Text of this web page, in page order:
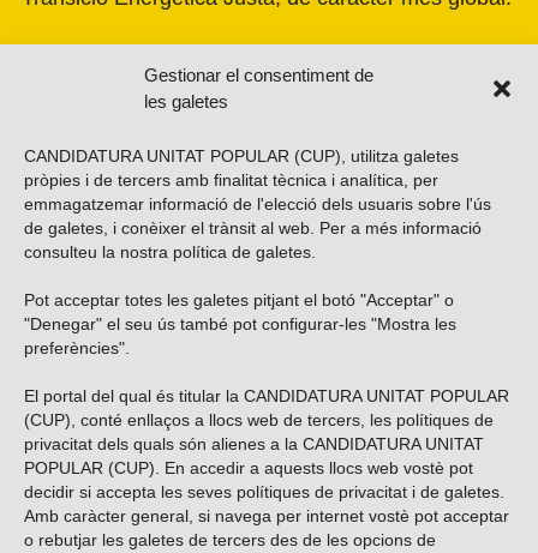
Gestionar el consentiment de
les galetes
CANDIDATURA UNITAT POPULAR (CUP), utilitza galetes
pròpies i de tercers amb finalitat tècnica i analítica, per
emmagatzemar informació de l'elecció dels usuaris sobre l'ús
de galetes, i conèixer el trànsit al web. Per a més informació
consulteu la nostra política de galetes
Pot acceptar totes les galetes pitjant el botó "Acceptar" o
"Denegar" el seu ús també pot configurar-les "Mostra les
preferències".
El portal del qual és titular la CANDIDATURA UNITAT POPULAR
(CUP), conté enllaços a llocs web de tercers, les polítiques de
privacitat dels quals són alienes a la CANDIDATURA UNITAT
POPULAR (CUP). En accedir a aquests llocs web vostè pot
decidir si accepta les seves polítiques de privacitat i de galetes.
Amb caràcter general, si navega per internet vostè pot acceptar
o rebutjar les galetes de tercers des de les opcions de
Vols subscriure’t al nostre butlletí?
ENVIAR
Troba’ns a les xarxes socials